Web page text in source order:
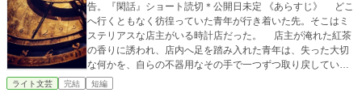
告。『閑話』ショート読切＊公開日未定 《あらすじ》 どこ
へ行くともなく彷徨っていた青年が行き着いた先。そこはミ
ステリアスな店主がいる時計店だった。 店主が淹れた紅茶
の香りに誘われ、店内へ足を踏み入れた青年は、失った大切
な何かを、自らの不器用なその手で一つずつ取り戻してい
く…… ※時代設定が現代ものとは少し違います。魔法などは
ライト文芸 完結 短編